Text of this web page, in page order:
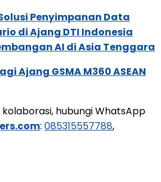
Penyimpanan Data
di Ajang DTI Indonesia
AI di Asia Tenggara
Ajang GSMA M360 ASEAN
hubungi WhatsApp
: 085315557788,